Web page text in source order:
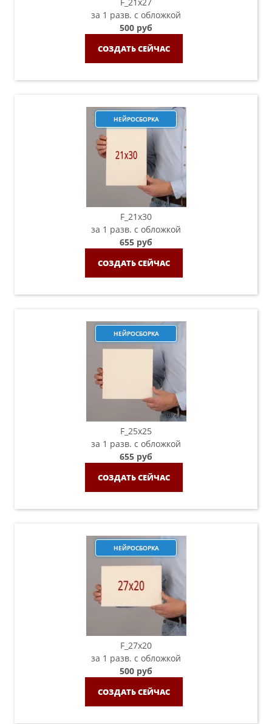
за 1 разв. с обложкой
500 руб
СОЗДАТЬ СЕЙЧАС
НЕЙРОСБОРКА
F_21х30
за 1 разв. с обложкой
655 руб
СОЗДАТЬ СЕЙЧАС
НЕЙРОСБОРКА
F_25х25
за 1 разв. с обложкой
655 руб
СОЗДАТЬ СЕЙЧАС
НЕЙРОСБОРКА
F_27x20
за 1 разв. с обложкой
500 руб
СОЗДАТЬ СЕЙЧАС